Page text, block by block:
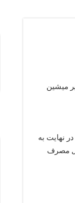
میشین
نهایت به
مصرف